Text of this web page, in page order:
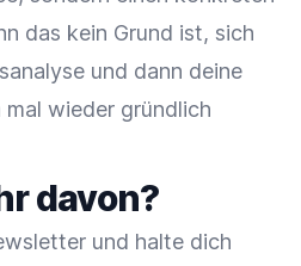
das kein Grund ist, sich
und dann deine
wieder gründlich
davon?
und halte dich